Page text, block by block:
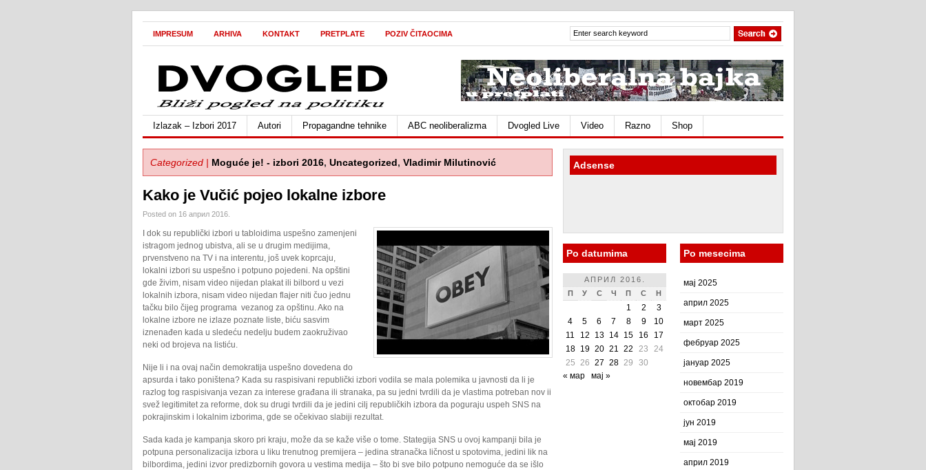
IMPRESUM ARHIVA KONTAKT PRETPLATE POZIV ČITAOCIMA
Izlazak – Izbori 2017 Autori Propagandne tehnike ABC neoliberalizma Dvogled Live Video Razno Shop
Categorized | Moguće je! - izbori 2016, Uncategorized, Vladimir Milutinović
Kako je Vučić pojeo lokalne izbore
Posted on 16 април 2016.
I dok su republički izbori u tabloidima uspešno zamenjeni
istragom jednog ubistva, ali se u drugim medijima,
prvenstveno na TV i na interentu, još uvek koprcaju,
lokalni izbori su uspešno i potpuno pojedeni. Na opštini
gde živim, nisam video nijedan plakat ili bilbord u vezi
lokalnih izbora, nisam video nijedan flajer niti čuo jednu
tačku bilo čijeg programa vezanog za opštinu. Ako na
lokalne izbore ne izlaze poznate liste, biću sasvim
iznenađen kada u sledeću nedelju budem zaokruživao
neki od brojeva na listiću.
Nije li i na ovaj način demokratija uspešno dovedena do
apsurda i tako poništena? Kada su raspisivani republički izbori vodila se mala polemika u javnosti da li je
razlog tog raspisivanja vezan za interese građana ili stranaka, pa su jedni tvrdili da je vlastima potreban nov ii
svež legitimitet za reforme, dok su drugi tvrdili da je jedini cilj republičkih izbora da poguraju uspeh SNS na
pokrajinskim i lokalnim izborima, gde se očekivao slabiji rezultat.
Sada kada je kampanja skoro pri kraju, može da se kaže više o tome. Stategija SNS u ovoj kampanji bila je
potpuna personalizacija izbora u liku trenutnog premijera – jedina stranačka ličnost u spotovima, jedini lik na
bilbordima, jedini izvor predizbornih govora u vestima medija – što bi sve bilo potpuno nemoguće da se išlo
Adsense
Po datumima
АПРИЛ 2016.
П
У С Ч П С Н
1 2
3
4
5 6 7 8 9
10
11
12 13 14 15 16
17
18
19 20 21 22 23
24
25 26 27 28 29
30
« мар
мај »
Po mesecima
мај 2025
април 2025
март 2025
фебруар 2025
јануар 2025
новембар 2019
октобар 2019
јун 2019
мај 2019
април 2019